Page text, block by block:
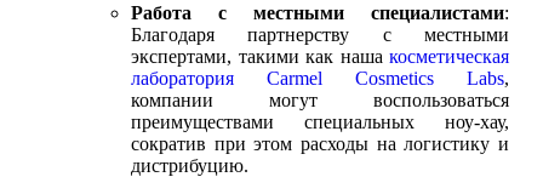
Работа с местными специалистами:
Благодаря партнерству с местными
экспертами, такими как наша косметическая
лаборатория Carmel Cosmetics Labs,
компании могут воспользоваться
преимуществами специальных ноу-хау,
сократив при этом расходы на логистику и
дистрибуцию.